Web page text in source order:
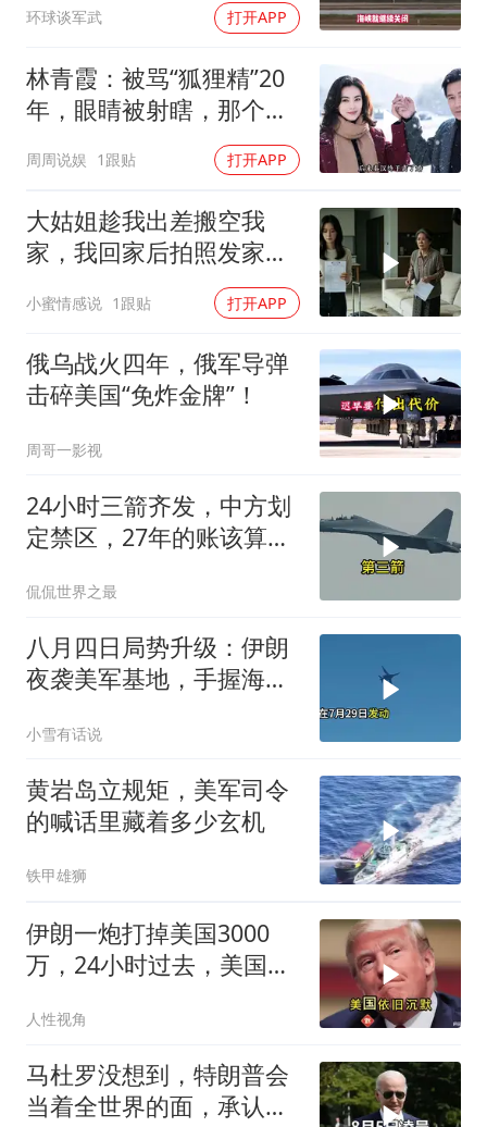
环球谈军武 打开APP
林青霞：被骂“狐狸精”20
年，眼睛被射瞎，那个男
人只问了一句“谁来出机票
钱？”
周周说娱 1跟贴 打开APP
大姑姐趁我出差搬空我
家，我回家后拍照发家族
群里，她看到后崩溃了
小蜜情感说 1跟贴 打开APP
俄乌战火四年，俄军导弹
击碎美国“免炸金牌”！
周哥一影视
24小时三箭齐发，中方划
定禁区，27年的账该算
侃侃世界之最
八月四日局势升级：伊朗
夜袭美军基地，手握海峡
小雪有话说
黄岩岛立规矩，美军司令
的喊话里藏着多少玄机
铁甲雄狮
伊朗一炮打掉美国3000
万，24小时过去，美国依
人性视角
马杜罗没想到，特朗普会
当着全世界的面，承认一